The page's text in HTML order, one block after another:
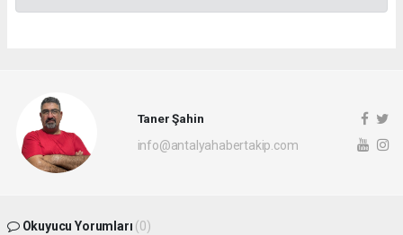
Taner Şahin
info@antalyahabertakip.com
Okuyucu Yorumları (0)